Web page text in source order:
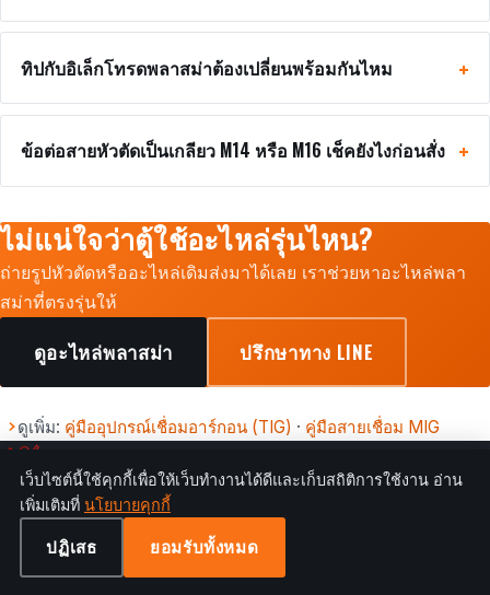
ทิปกับอิเล็กโทรดพลาสม่าต้องเปลี่ยนพร้อมกันไหม
ข้อต่อสายหัวตัดเป็นเกลียว M14 หรือ M16 เช็คยังไงก่อนสั่ง
ไม่แน่ใจว่าตู้ใช้อะไหล่รุ่นไหน?
ถ่ายรูปหัวตัดหรืออะไหล่เดิมส่งมาได้เลย เราช่วยหาอะไหล่พลา
สม่าที่ตรงรุ่นให้
ดูอะไหล่พลาสม่า ปรึกษาทาง LINE
ดูเพิ่ม: คู่มืออุปกรณ์เชื่อมอาร์กอน (TIG) · คู่มือสายเชื่อม MIG
อะไหล่สำหรับงานเชื่อมเหล็ก อลูมิเนียม ทองเหลือง ทองแดง และสแตน
เลส
เว็บไซต์นี้ใช้คุกกี้เพื่อให้เว็บทำงานได้ดีและเก็บสถิติการใช้งาน อ่าน
เพิ่มเติมที่ นโยบายคุกกี้
ปฏิเสธ ยอมรับทั้งหมด